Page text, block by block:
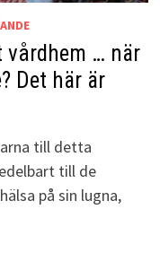
vårdhem … när
Det här är
till detta
till de
på sin lugna,